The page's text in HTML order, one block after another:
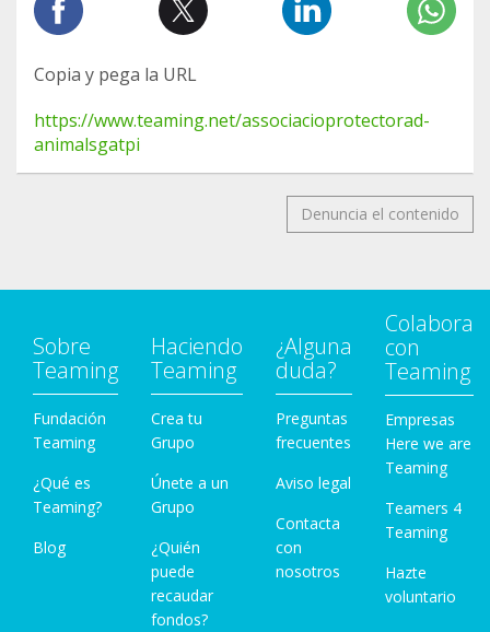
Copia y pega la URL
https://www.teaming.net/associacioprotectorad-
animalsgatpi
Denuncia el contenido
Sobre
Teaming
Fundación
Teaming
¿Qué es
Teaming?
Blog
Haciendo
Teaming
Crea tu
Grupo
Únete a un
Grupo
¿Quién
puede
recaudar
fondos?
¿Alguna
duda?
Preguntas
frecuentes
Aviso legal
Contacta
con
nosotros
Colabora
con
Teaming
Empresas
Here we are
Teaming
Teamers 4
Teaming
Hazte
voluntario